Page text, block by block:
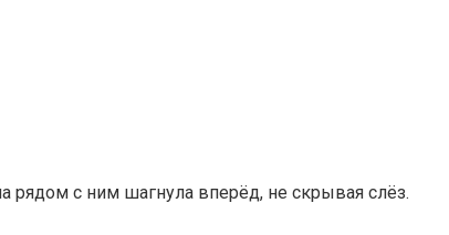
рядом с ним шагнула вперёд, не скрывая слёз.